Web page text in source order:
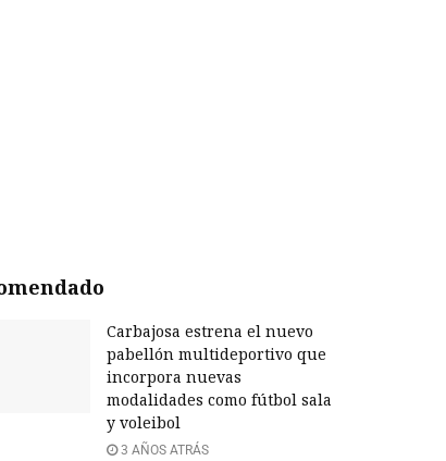
Carbajosa estrena el nuevo
pabellón multideportivo que
incorpora nuevas
modalidades como fútbol sala
y voleibol
3 AÑOS ATRÁS